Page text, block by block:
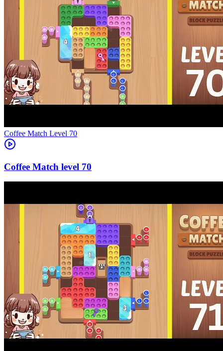
Level 70
70